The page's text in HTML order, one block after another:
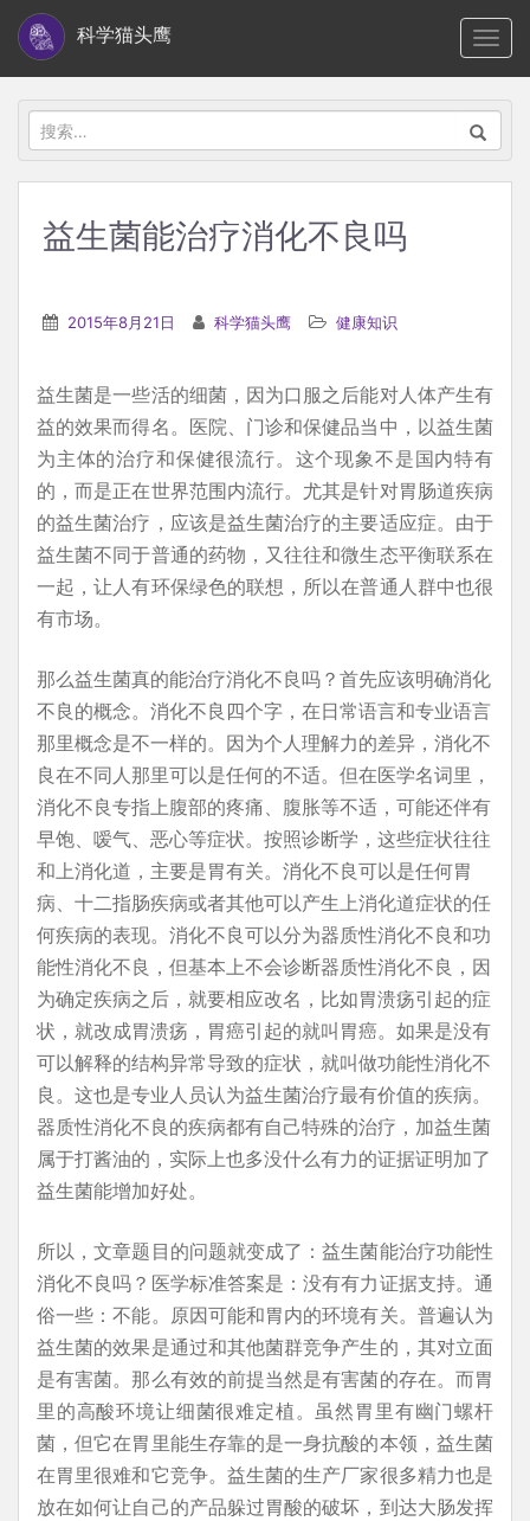
i
科学猫头鹰
搜
索：
益生菌能治疗消化不良吗
2015年8月21日 科学猫头鹰 健康知识
益生菌是一些活的细菌，因为口服之后能对人体产生有
益的效果而得名。医院、门诊和保健品当中，以益生菌
为主体的治疗和保健很流行。这个现象不是国内特有
的，而是正在世界范围内流行。尤其是针对胃肠道疾病
的益生菌治疗，应该是益生菌治疗的主要适应症。由于
益生菌不同于普通的药物，又往往和微生态平衡联系在
一起，让人有环保绿色的联想，所以在普通人群中也很
有市场。
那么益生菌真的能治疗消化不良吗？首先应该明确消化
不良的概念。消化不良四个字，在日常语言和专业语言
那里概念是不一样的。因为个人理解力的差异，消化不
良在不同人那里可以是任何的不适。但在医学名词里，
消化不良专指上腹部的疼痛、腹胀等不适，可能还伴有
早饱、嗳气、恶心等症状。按照诊断学，这些症状往往
和上消化道，主要是胃有关。消化不良可以是任何胃
病、十二指肠疾病或者其他可以产生上消化道症状的任
何疾病的表现。消化不良可以分为器质性消化不良和功
能性消化不良，但基本上不会诊断器质性消化不良，因
为确定疾病之后，就要相应改名，比如胃溃疡引起的症
状，就改成胃溃疡，胃癌引起的就叫胃癌。如果是没有
可以解释的结构异常导致的症状，就叫做功能性消化不
良。这也是专业人员认为益生菌治疗最有价值的疾病。
器质性消化不良的疾病都有自己特殊的治疗，加益生菌
属于打酱油的，实际上也多没什么有力的证据证明加了
益生菌能增加好处。
所以，文章题目的问题就变成了：益生菌能治疗功能性
消化不良吗？医学标准答案是：没有有力证据支持。通
俗一些：不能。原因可能和胃内的环境有关。普遍认为
益生菌的效果是通过和其他菌群竞争产生的，其对立面
是有害菌。那么有效的前提当然是有害菌的存在。而胃
里的高酸环境让细菌很难定植。虽然胃里有幽门螺杆
菌，但它在胃里能生存靠的是一身抗酸的本领，益生菌
在胃里很难和它竞争。益生菌的生产厂家很多精力也是
放在如何让自己的产品躲过胃酸的破坏，到达大肠发挥